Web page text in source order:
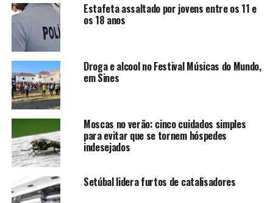
Estafeta assaltado por jovens entre os 11 e
os 18 anos
Droga e alcool no Festival Músicas do Mundo,
em Sines
Moscas no verão: cinco cuidados simples
para evitar que se tornem hóspedes
indesejados
Setúbal lidera furtos de catalisadores